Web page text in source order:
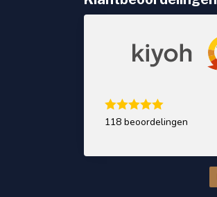
118 beoordelingen